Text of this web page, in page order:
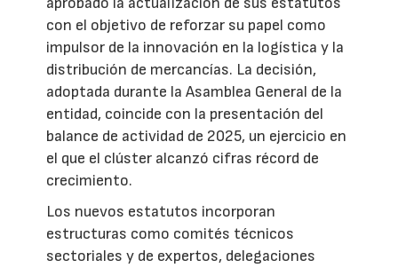
con el objetivo de reforzar su papel como
impulsor de la innovación en la logística y la
distribución de mercancías. La decisión,
adoptada durante la Asamblea General de la
entidad, coincide con la presentación del
balance de actividad de 2025, un ejercicio en
el que el clúster alcanzó cifras récord de
crecimiento.
Los nuevos estatutos incorporan
estructuras como comités técnicos
sectoriales y de expertos, delegaciones